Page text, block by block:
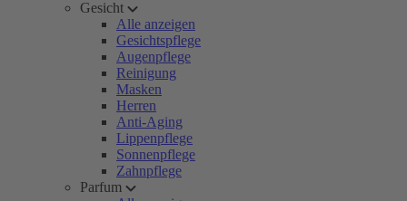
Gesicht
Alle anzeigen
Gesichtspflege
Augenpflege
Reinigung
Masken
Herren
Anti-Aging
Lippenpflege
Sonnenpflege
Zahnpflege
Parfum